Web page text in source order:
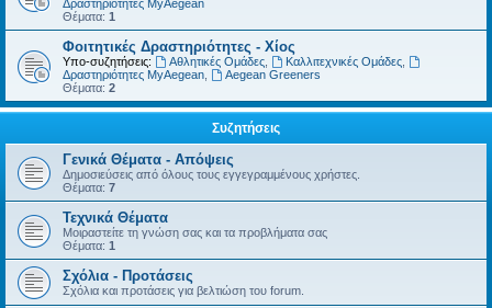
Δραστηριότητες MyAegean
Θέματα: 1
Φοιτητικές Δραστηριότητες - Χίος
Υπο-συζητήσεις: Αθλητικές Ομάδες, Καλλιτεχνικές Ομάδες,
Δραστηριότητες MyAegean
Aegean Greeners
Θέματα: 2
Συζητήσεις
Γενικά Θέματα - Απόψεις
Δημοσιεύσεις από όλους τους εγγεγραμμένους χρήστες.
Θέματα: 7
Τεχνικά Θέματα
Μοιραστείτε τη γνώση σας και τα προβλήματα σας
Θέματα: 1
Σχόλια - Προτάσεις
Σχόλια και προτάσεις για βελτιώση του forum.